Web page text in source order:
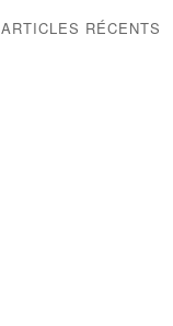
ARTICLES RÉCENTS